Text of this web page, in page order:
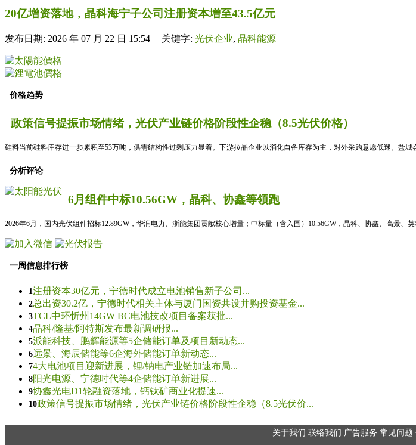
20亿增资落地，晶科海宁子公司注册资本增至43.5亿元
发布日期: 2026 年 07 月 22 日 15:54 | 关键字: 光伏企业, 晶科能源
价格趋势
政策信号提振市场情绪，光伏产业链价格阶段性企稳（8.5光伏价格）
硅料当前硅料库存进一步累积至53万吨，供需结构性过剩压力显着。下游拉晶企业以消化自备库存为主，对外采购意愿低迷。盐
分析评论
6月组件中标10.56GW，晶科、协鑫等领跑
2026年6月，国内光伏组件招标12.89GW，华润电力、浙能集团贡献核心增量；中标量（含入围）10.56GW，晶科、协鑫、高景、
一周信息排行榜
1注册资本30亿元，宁德时代成立电池销售新子公司...
2总出资30.2亿，宁德时代相关主体与厦门国资共设并购投资基金...
3TCL中环忻州14GW BC电池技改项目备案获批...
4晶科/隆基/阿特斯发布最新调研报...
5派能科技、鹏辉能源等5企储能订单及项目新动态...
6远景、海辰储能等6企海外储能订单新动态...
74大电池项目迎新进展，锂/钠电产业链加速布局...
8阳光电源、宁德时代等4企储能订单新进展...
9协鑫光电D1轮融资落地，钙钛矿商业化提速...
10政策信号提振市场情绪，光伏产业链价格阶段性企稳（8.5光伏价...
关于我们 联络我们 广告服务 常见问题